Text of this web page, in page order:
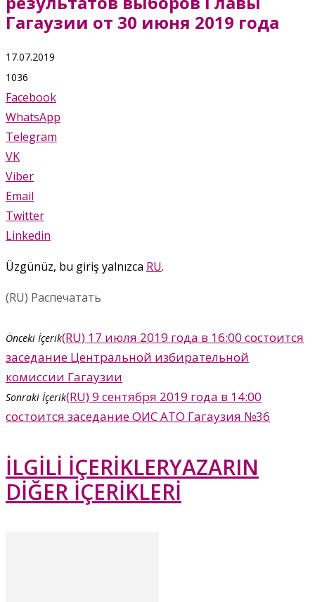
Гагаузии от 30 июня 2019 года
17.07.2019
1036
Facebook
WhatsApp
Telegram
VK
Viber
Email
Twitter
Linkedin
Üzgünüz, bu giriş yalnızca RU.
(RU) Распечатать
Önceki İçerik(RU) 17 июля 2019 года в 16:00 состоится
заседание Центральной избирательной
комиссии Гагаузии
Sonraki İçerik(RU) 9 сентября 2019 года в 14:00
состоится заседание ОИС АТО Гагаузия №36
İLGİLİ İÇERİKLERYAZARIN
DİĞER İÇERİKLERİ